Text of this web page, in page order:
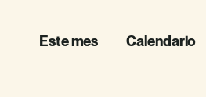
Este mes Calendario